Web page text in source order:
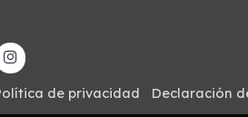
de privacidad Declaración